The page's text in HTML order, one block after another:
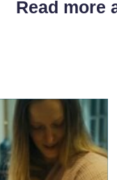
Read more